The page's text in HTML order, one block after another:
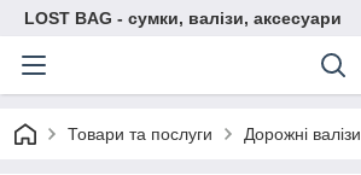
LOST BAG - сумки, валізи, аксесуари
Товари та послуги Дорожні валізи